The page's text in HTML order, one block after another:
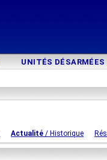
UNITÉS DÉSARMÉES
Actualité / Historique